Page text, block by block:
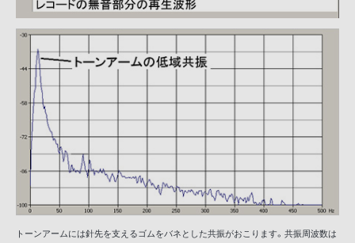
トーンアームには針先を支えるゴムをバネとした共振がおこります。共振周波数は